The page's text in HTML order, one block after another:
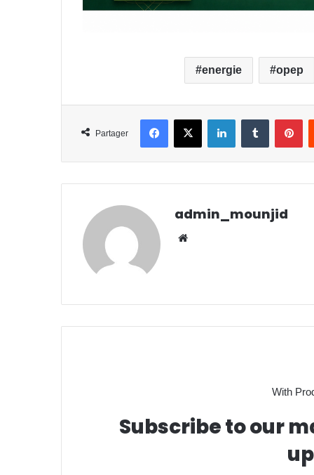
energie opep
Partager
X
admin_mounjid
With
Subscribe to our